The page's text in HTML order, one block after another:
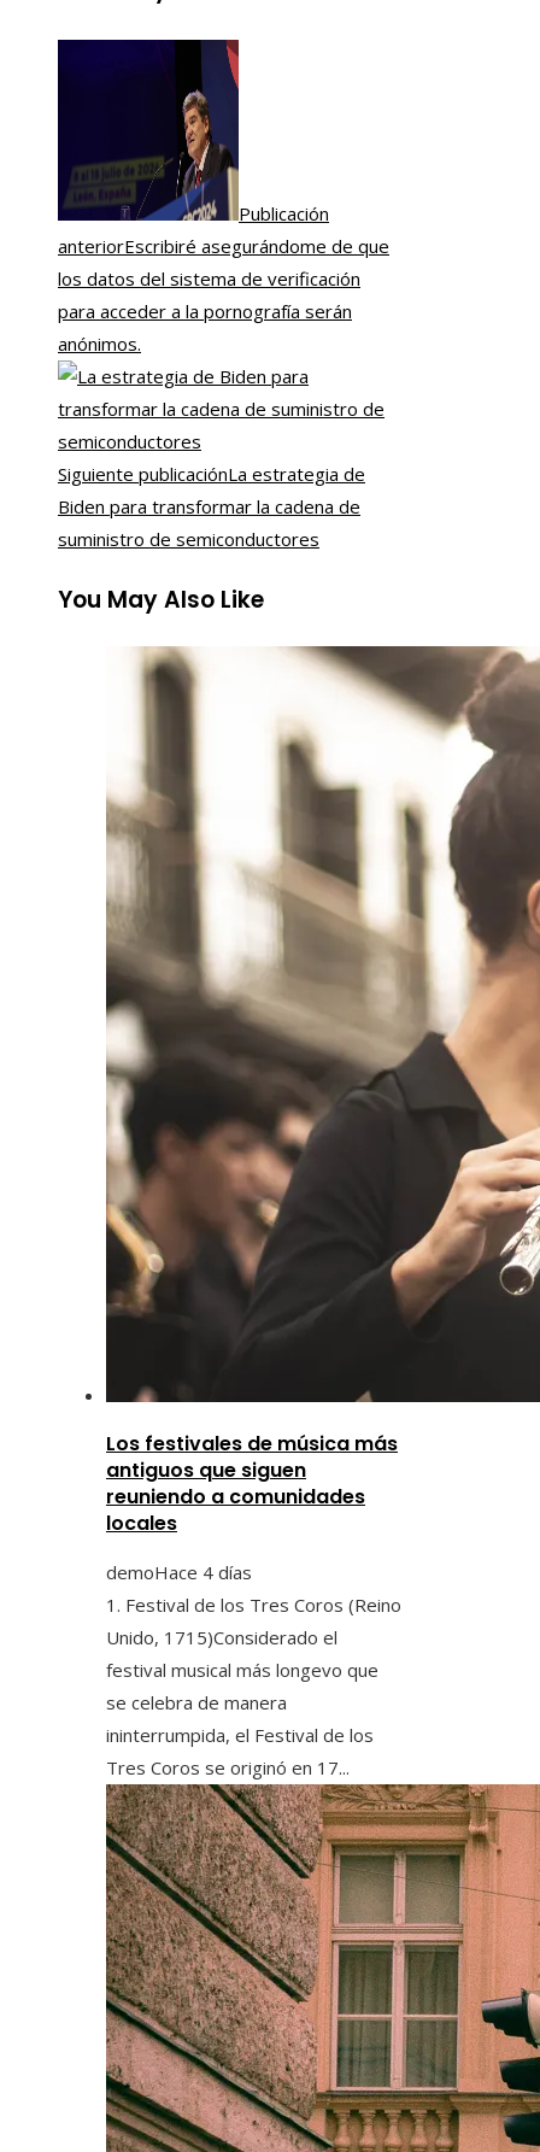
Publicación
anteriorEscribiré asegurándome de que
los datos del sistema de verificación
para acceder a la pornografía serán
anónimos.
Siguiente publicaciónLa estrategia de
Biden para transformar la cadena de
suministro de semiconductores
You May Also Like
Los festivales de música más
antiguos que siguen
reuniendo a comunidades
locales
demoHace 4 días
1. Festival de los Tres Coros (Reino
Unido, 1715)Considerado el
festival musical más longevo que
se celebra de manera
ininterrumpida, el Festival de los
Tres Coros se originó en 17...